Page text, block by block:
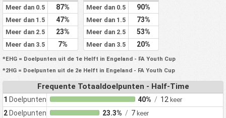
Meer dan 0.5 87%
Meer dan 1.5 47%
Meer dan 2.5 23%
Meer dan 3.5 7%
Meer dan 0.5 90%
Meer dan 1.5 73%
Meer dan 2.5 53%
Meer dan 3.5 20%
*EHG = Doelpunten uit de 1e Helft in Engeland - FA Youth Cup
*2HG = Doelpunten uit de 2e Helft in Engeland - FA Youth Cup
Frequente Totaaldoelpunten - Half-Time
1 Doelpunten 40% / 12keer
2 Doelpunten 23.3% / 7 keer